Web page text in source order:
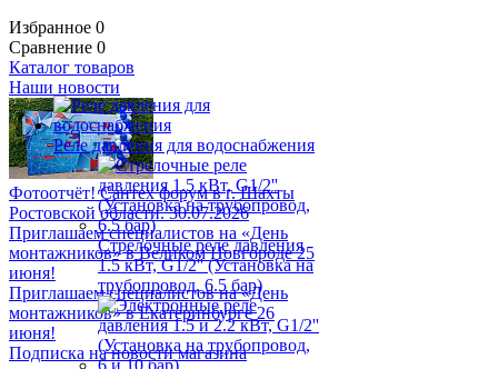
Избранное 0
Сравнение 0
Каталог товаров
Реле давления для водоснабжения
Стрелочные реле давления
1.5 кВт, G1/2'' (Установка на
трубопровод, 6.5 бар)
Наши новости
Фотоотчёт! Сантех форум в г. Шахты
Ростовской области. 30.07.2026
Приглашаем специалистов на «День
монтажников» в Великом Новгороде 25
июня!
Приглашаем специалистов на «День
монтажников» в Екатеринбурге 26
июня!
Подписка на новости магазина